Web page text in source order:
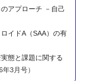
アプローチ －自己
イドA（SAA）の有
態と課題に関する
3月号）